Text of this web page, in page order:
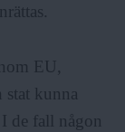
EU,
kunna
de fall någon